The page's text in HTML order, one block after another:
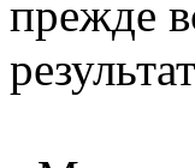
прежде